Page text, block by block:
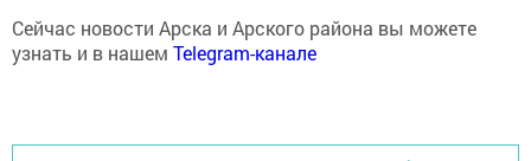
Сейчас новости Арска и Арского района вы можете
узнать и в нашем Telegram-канале